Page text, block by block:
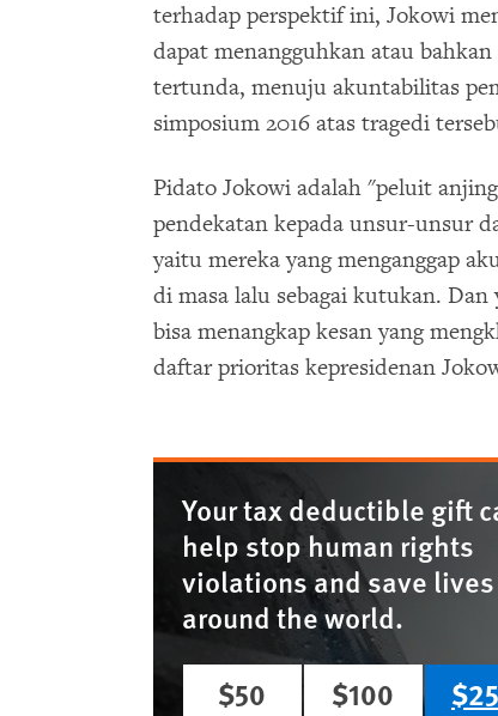
terhadap perspektif ini, Jokowi
dapat menangguhkan atau
tertunda, menuju akuntabilitas
simposium 2016 atas tragedi
Pidato Jokowi adalah "peluit
pendekatan kepada unsur-unsur
yaitu mereka yang menganggap
di masa lalu sebagai kutukan.
bisa menangkap kesan yang
daftar prioritas kepresidenan
Your tax deductible gift
help stop human rights
violations and save lives
around the world.
$50
$100